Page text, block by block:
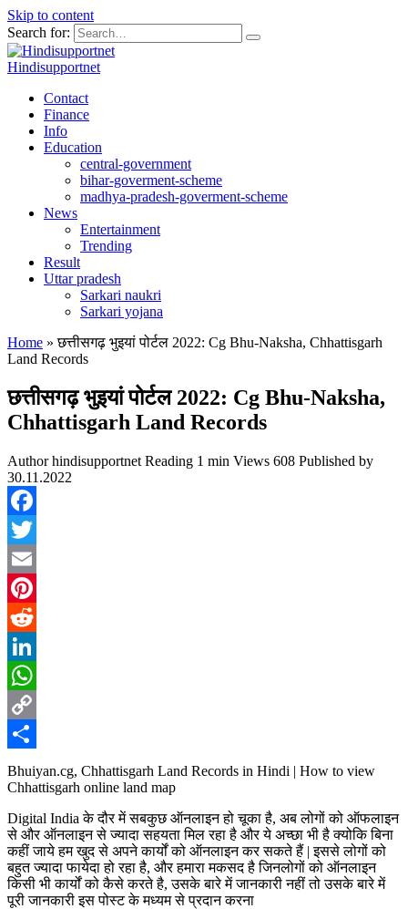
Skip to content
Search for:
Hindisupportnet
Contact
Finance
Info
Education
central-government
bihar-goverment-scheme
madhya-pradesh-goverment-scheme
News
Entertainment
Trending
Result
Uttar pradesh
Sarkari naukri
Sarkari yojana
Home »छत्तीसगढ़ भुइयां पोर्टल 2022: Cg Bhu-Naksha, Chhattisgarh
Land Records
छत्तीसगढ़ भुइयां पोर्टल 2022: Cg Bhu-Naksha,
Chhattisgarh Land Records
Author hindisupportnet Reading 1 min Views 608 Published by
30.11.2022
Facebook
Twitter
Email
Pinterest
Reddit
LinkedIn
WhatsApp
Copy
Link
Share
Bhuiyan.cg, Chhattisgarh Land Records in Hindi | How to view
Chhattisgarh online land map
Digital India के दौर में सबकुछ ऑनलाइन हो चूका है, अब लोगों को ऑफलाइन
से और ऑनलाइन से ज्यादा सहयता मिल रहा है और ये अच्छा भी है क्योकि बिना
कहीं जाये हम खुद से अपने कार्यों को ऑनलाइन कर सकते हैं | इससे लोगों को
बहुत ज्यादा फायेदा हो रहा है, और हमारा मकसद है जिनलोगों को ऑनलाइन
किसी भी कार्यों को कैसे करते है, उसके बारे में जानकारी नहीं तो उसके बारे में
पूरी जानकारी इस पोस्ट के मध्यम से प्रदान करना